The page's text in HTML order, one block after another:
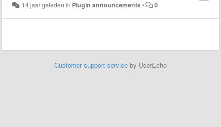
14 jaar geleden in Plugin announcements• 0
Customer support service by UserEcho